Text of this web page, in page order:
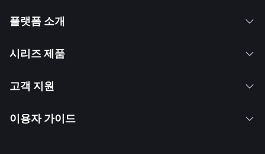
플랫폼 소개
시리즈 제품
고객 지원
이용자 가이드